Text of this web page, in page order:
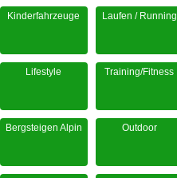
Kinderfahrzeuge Laufen / Running
Lifestyle Training/Fitness
Bergsteigen Alpin Outdoor